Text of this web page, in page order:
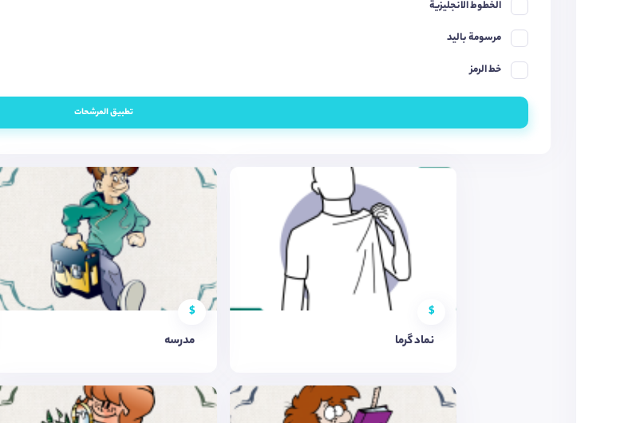
الخطوط الانجليزية
مرسومة باليد
خط الرمز
تطبيق المرشحات
$
نماد گرما
$
مدرسه